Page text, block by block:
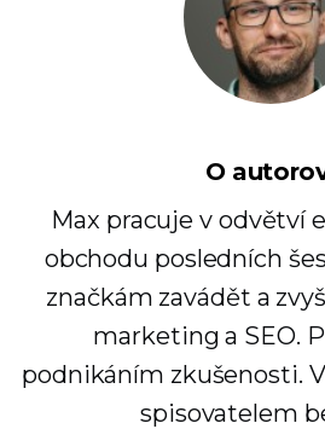
O
Max pracuje v odvětví
obchodu posledních
značkám zavádět a
marketing a SEO.
podnikáním zkušenosti.
spisovatelem